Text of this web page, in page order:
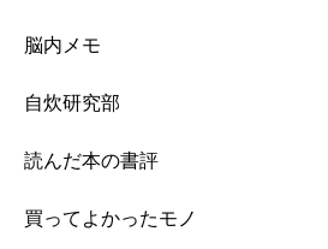
脳内メモ
自炊研究部
読んだ本の書評
買ってよかったモノ